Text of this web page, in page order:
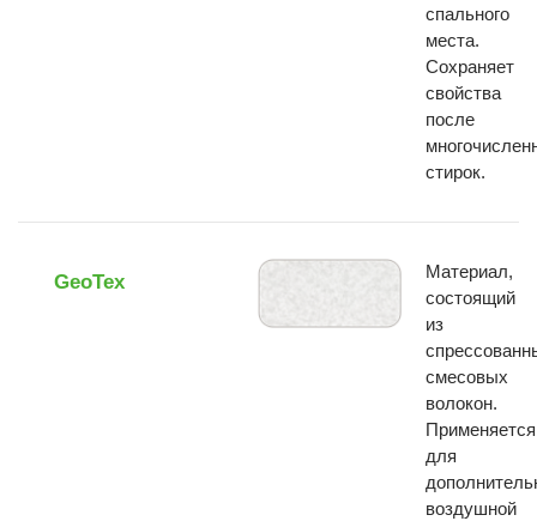
спального
места.
Сохраняет
свойства
после
стирок.
GeoTex
Материал,
состоящий
из
смесовых
волокон.
Применяется
для
воздушной